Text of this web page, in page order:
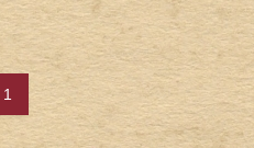
1